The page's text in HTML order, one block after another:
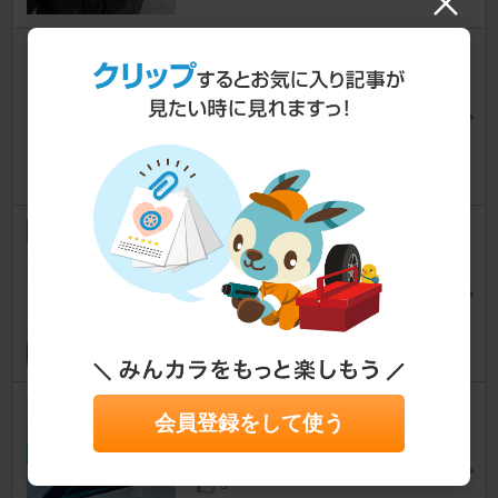
5/35 ZR19 (93Y) XL
TT クーペ [8J]
アウディ tt リアウイング
TT クーペ [8J]
KH.さん
不明 ガーニッシュ
5
会員登録をして使う